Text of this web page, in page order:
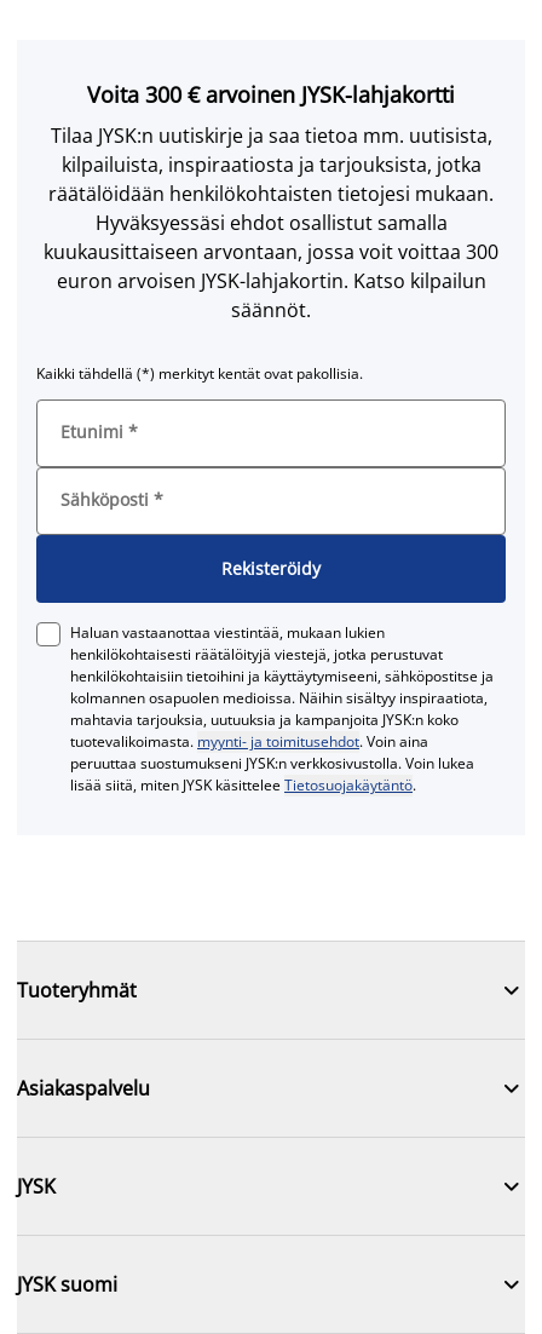
Voita 300 € arvoinen JYSK-lahjakortti
Tilaa JYSK:n uutiskirje ja saa tietoa mm. uutisista,
kilpailuista, inspiraatiosta ja tarjouksista, jotka
räätälöidään henkilökohtaisten tietojesi mukaan.
Hyväksyessäsi ehdot osallistut samalla
kuukausittaiseen arvontaan, jossa voit voittaa 300
euron arvoisen JYSK-lahjakortin. Katso kilpailun
säännöt.
Kaikki tähdellä (*) merkityt kentät ovat pakollisia.
Etunimi *
Sähköposti *
Rekisteröidy
Haluan vastaanottaa viestintää, mukaan lukien
henkilökohtaisesti räätälöityjä viestejä, jotka perustuvat
henkilökohtaisiin tietoihini ja käyttäytymiseeni, sähköpostitse ja
kolmannen osapuolen medioissa. Näihin sisältyy inspiraatiota,
mahtavia tarjouksia, uutuuksia ja kampanjoita JYSK:n koko
tuotevalikoimasta. myynti- ja toimitusehdot. Voin aina
peruuttaa suostumukseni JYSK:n verkkosivustolla. Voin lukea
lisää siitä, miten JYSK käsitteleeTietosuojakäytäntö.
Tuoteryhmät 
Asiakaspalvelu 
JYSK 
JYSK suomi 